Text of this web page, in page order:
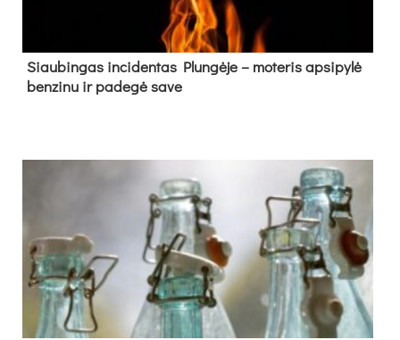
Siau­bin­gas in­ci­den­tas Plun­gė­je – mo­te­ris ap­si­py­lė
ben­zi­nu ir pa­de­gė sa­ve